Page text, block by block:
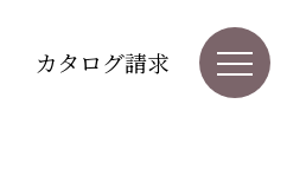
カタログ請求